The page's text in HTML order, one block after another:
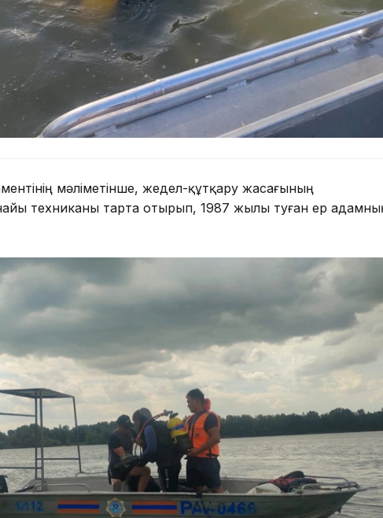
мәліметінше, жедел-құтқару жасағының
техниканы тарта отырып, 1987 жылы туған ер